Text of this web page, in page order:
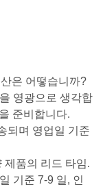
은 어떻습니까?
영광으로 생각합
준비합니다.
되며 영업일 기준
제품의 리드 타임.
기준 7-9 일, 인